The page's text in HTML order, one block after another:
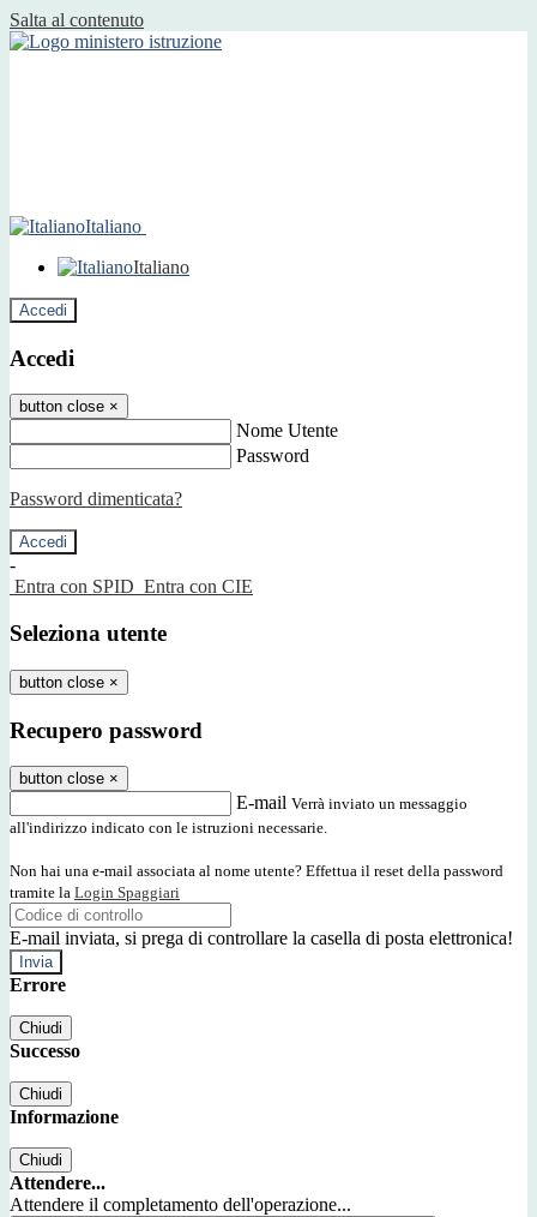
Salta al contenuto
Italiano
Italiano
Accedi
Accedi
button close ×
Nome Utente
Password
Password dimenticata?
-
Entra con SPID Entra con CIE
Seleziona utente
button close ×
Recupero password
button close ×
E-mail Verrà inviato un messaggio
all'indirizzo indicato con le istruzioni necessarie.
Non hai una e-mail associata al nome utente? Effettua il reset della password
tramite la Login Spaggiari
E-mail inviata, si prega di controllare la casella di posta elettronica!
Errore
Chiudi
Successo
Chiudi
Informazione
Chiudi
Attendere...
Attendere il completamento dell'operazione...